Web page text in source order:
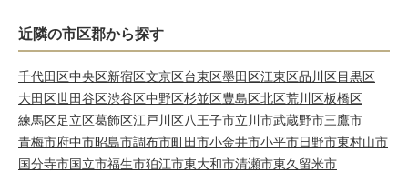
近隣の市区郡から探す
千代田区中央区新宿区文京区台東区墨田区江東区品川区目黒区
大田区世田谷区渋谷区中野区杉並区豊島区北区荒川区板橋区
練馬区足立区葛飾区江戸川区八王子市立川市武蔵野市三鷹市
青梅市府中市昭島市調布市町田市小金井市小平市日野市東村山市
国分寺市国立市福生市狛江市東大和市清瀬市東久留米市